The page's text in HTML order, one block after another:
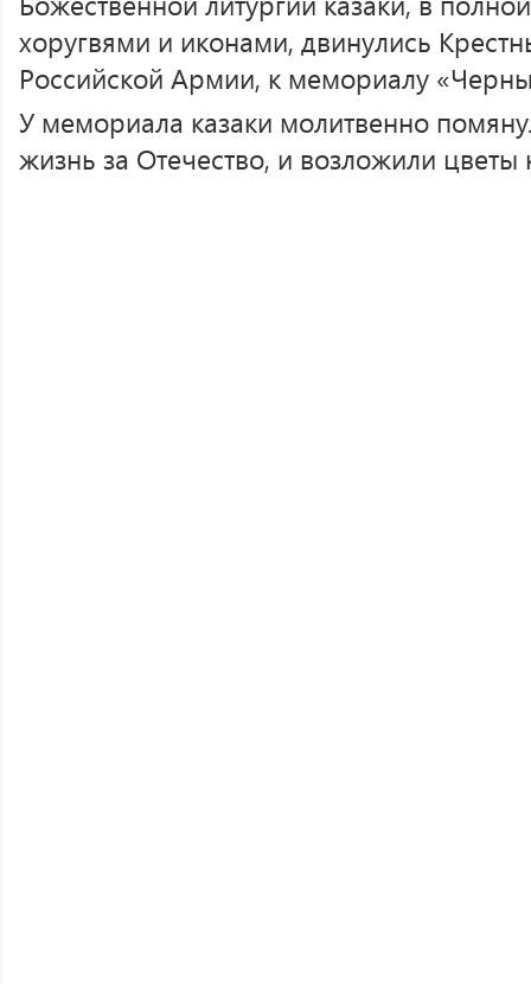
хоругвями и иконами, двинулись
Российской Армии, к мемориалу
У мемориала казаки молитвенно
жизнь за Отечество, и возложили